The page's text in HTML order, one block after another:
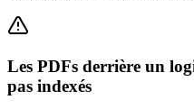
Les PDFs derrière un
pas indexés